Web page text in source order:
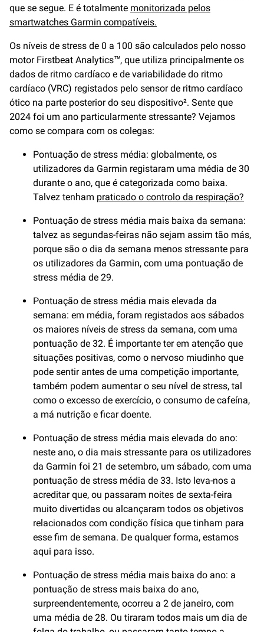
que se segue. E é totalmente monitorizada pelos
smartwatches Garmin compatíveis.
Os níveis de stress de 0 a 100 são calculados pelo nosso
motor Firstbeat Analytics™, que utiliza principalmente os
dados de ritmo cardíaco e de variabilidade do ritmo
cardíaco (VRC) registados pelo sensor de ritmo cardíaco
ótico na parte posterior do seu dispositivo². Sente que
2024 foi um ano particularmente stressante? Vejamos
como se compara com os colegas:
Pontuação de stress média: globalmente, os
utilizadores da Garmin registaram uma média de 30
durante o ano, que é categorizada como baixa.
Talvez tenham praticado o controlo da respiração?
Pontuação de stress média mais baixa da semana:
talvez as segundas-feiras não sejam assim tão más,
porque são o dia da semana menos stressante para
os utilizadores da Garmin, com uma pontuação de
stress média de 29.
Pontuação de stress média mais elevada da
semana: em média, foram registados aos sábados
os maiores níveis de stress da semana, com uma
pontuação de 32. É importante ter em atenção que
situações positivas, como o nervoso miudinho que
pode sentir antes de uma competição importante,
também podem aumentar o seu nível de stress, tal
como o excesso de exercício, o consumo de cafeína,
a má nutrição e ficar doente.
Pontuação de stress média mais elevada do ano:
neste ano, o dia mais stressante para os utilizadores
da Garmin foi 21 de setembro, um sábado, com uma
pontuação de stress média de 33. Isto leva-nos a
acreditar que, ou passaram noites de sexta-feira
muito divertidas ou alcançaram todos os objetivos
relacionados com condição física que tinham para
esse fim de semana. De qualquer forma, estamos
aqui para isso.
Pontuação de stress média mais baixa do ano: a
pontuação de stress mais baixa do ano,
surpreendentemente, ocorreu a 2 de janeiro, com
uma média de 28. Ou tiraram todos mais um dia de